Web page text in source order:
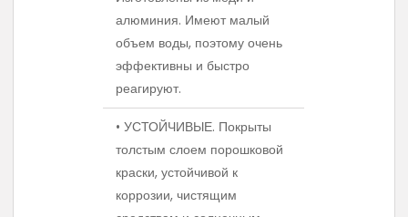
алюминия. Имеют малый
объем воды, поэтому очень
эффективны и быстро
реагируют.
• УСТОЙЧИВЫЕ. Покрыты
толстым слоем порошковой
краски, устойчивой к
коррозии, чистящим